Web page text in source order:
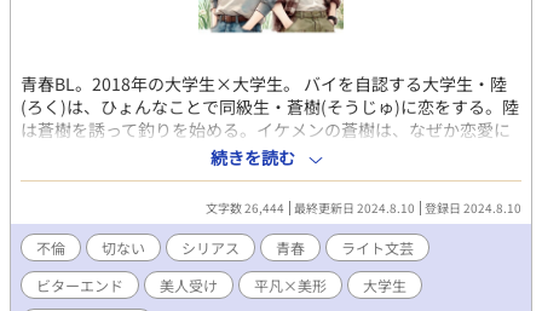
青春BL。2018年の大学生×大学生。 バイを自認する大学生・陸
(ろく)は、ひょんなことで同級生・蒼樹(そうじゅ)に恋をする。陸
は蒼樹を誘って釣りを始める。イケメンの蒼樹は、なぜか恋愛に
後向き。じつは蒼樹には、ある秘密があって......。たった二人の釣
り同好会。
続きを読む
文字数 26,444 最終更新日 2024.8.10 登録日 2024.8.10
不倫 切ない シリアス 青春
ライト文芸
ビターエンド
美人受け 平凡×美形
大学生